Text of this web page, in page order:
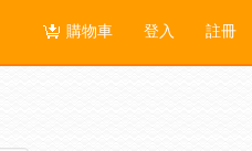
購物車 登入 註冊